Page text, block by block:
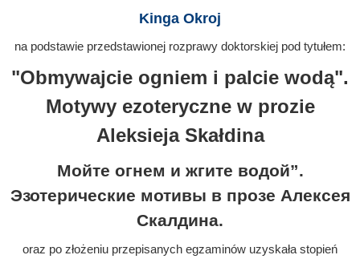
Kinga Okroj
na podstawie przedstawionej rozprawy doktorskiej pod tytułem:
"Obmywajcie ogniem i palcie wodą".
Motywy ezoteryczne w prozie
Aleksieja Skałdina
Мойте огнем и жгите водой”.
Эзотерические мотивы в прозе Алексея
Скалдина.
oraz po złożeniu przepisanych egzaminów uzyskała stopień